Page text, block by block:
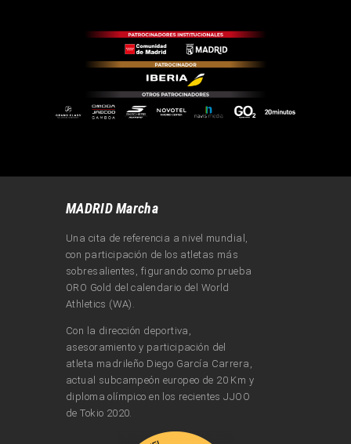
MADRID Marcha
Una cita de referencia a nivel mundial,
con participación de los atletas más
sobresalientes, figurando como prueba
ORO Gold del calendario del World
Athletics (WA).
Con la dirección deportiva,
asesoramiento y participación del
atleta madrileño Diego García Carrera,
actual subcampeón europeo de 20 Km y
diploma olímpico en los recientes JJOO
de Tokio 2020.